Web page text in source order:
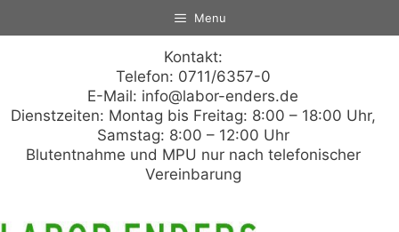
Menu
Kontakt:
Telefon: 0711/6357-0
E-Mail: info@labor-enders.de
Dienstzeiten: Montag bis Freitag: 8:00 – 18:00 Uhr,
Samstag: 8:00 – 12:00 Uhr
Blutentnahme und MPU nur nach telefonischer
Vereinbarung